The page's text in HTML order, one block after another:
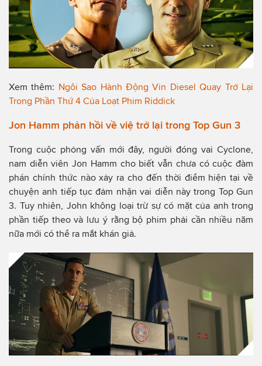
Xem thêm: Ngôi Sao Hành Động Vin Diesel Quay Trở Lại
Trong Phần Thứ 4 Của Loạt Phim Riddick
Jon Hamm phản hồi về việ trở lại trong Top Gun 3
Trong cuộc phỏng vấn mới đây, người đóng vai Cyclone,
nam diễn viên Jon Hamm cho biết vẫn chưa có cuộc đàm
phán chính thức nào xảy ra cho đến thời điểm hiện tại về
chuyện anh tiếp tục đảm nhận vai diễn này trong Top Gun
3. Tuy nhiên, John không loại trừ sự có mặt của anh trong
phần tiếp theo và lưu ý rằng bộ phim phải cần nhiều năm
nữa mới có thể ra mắt khán giả.